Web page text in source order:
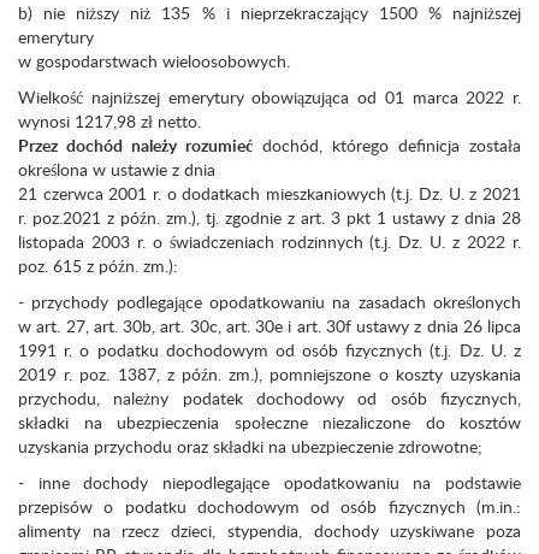
b) nie niższy niż 135 % i nieprzekraczający 1500 % najniższej
emerytury
w gospodarstwach wieloosobowych.
Wielkość najniższej emerytury obowiązująca od 01 marca 2022 r.
wynosi 1217,98 zł netto.
Przez dochód należy rozumieć dochód, którego definicja została
określona w ustawie z dnia
21 czerwca 2001 r. o dodatkach mieszkaniowych (t.j. Dz. U. z 2021
r. poz.2021 z późn. zm.), tj. zgodnie z art. 3 pkt 1 ustawy z dnia 28
listopada 2003 r. o świadczeniach rodzinnych (t.j. Dz. U. z 2022 r.
poz. 615 z późn. zm.):
- przychody podlegające opodatkowaniu na zasadach określonych
w art. 27, art. 30b, art. 30c, art. 30e i art. 30f ustawy z dnia 26 lipca
1991 r. o podatku dochodowym od osób fizycznych (t.j. Dz. U. z
2019 r. poz. 1387, z późn. zm.), pomniejszone o koszty uzyskania
przychodu, należny podatek dochodowy od osób fizycznych,
składki na ubezpieczenia społeczne niezaliczone do kosztów
uzyskania przychodu oraz składki na ubezpieczenie zdrowotne;
- inne dochody niepodlegające opodatkowaniu na podstawie
przepisów o podatku dochodowym od osób fizycznych (m.in.:
alimenty na rzecz dzieci, stypendia, dochody uzyskiwane poza